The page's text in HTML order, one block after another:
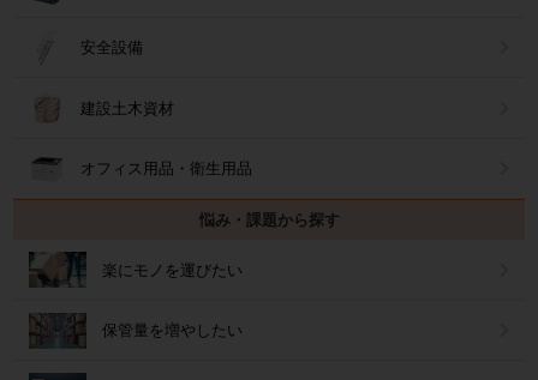
安全設備
建設土木資材
オフィス用品・衛生用品
悩み・課題から探す
楽にモノを運びたい
保管量を増やしたい